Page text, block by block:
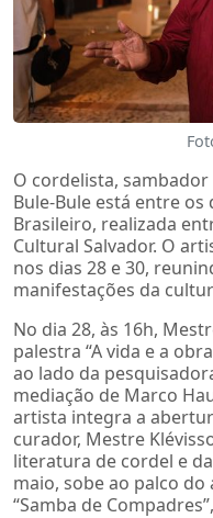
O cordelista,
Bule-Bule está entre os
Brasileiro, realizada
Cultural Salvador. O
nos dias 28 e 30,
manifestações da
No dia 28, às 16h,
palestra “A vida e a
ao lado da
mediação de Marco
artista integra a
curador, Mestre
literatura de cordel e
maio, sobe ao palco
“Samba de